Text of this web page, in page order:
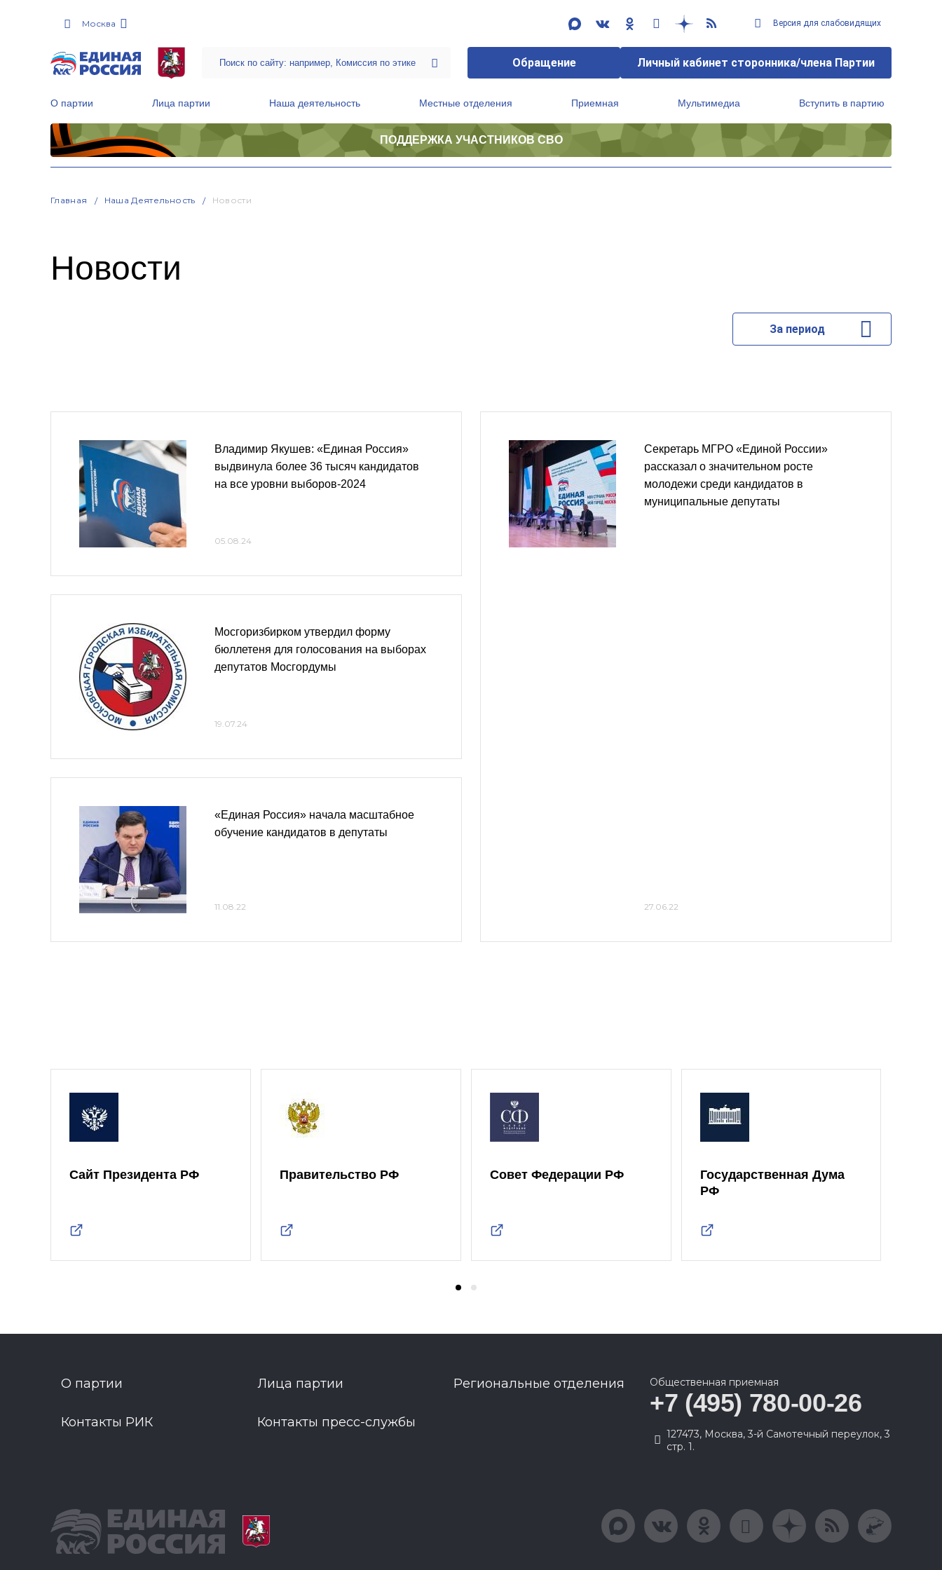
Москва Версия для слабовидящих
Обращение Личный кабинет сторонника/члена Партии
О партии Лица партии Наша деятельность Местные отделения Приемная Мультимедиа Вступить в партию
ПОДДЕРЖКА УЧАСТНИКОВ СВО
Главная Наша Деятельность Новости
Новости
За период
Владимир Якушев: «Единая Россия»
выдвинула более 36 тысяч кандидатов
на все уровни выборов-2024
05.08.24
Мосгоризбирком утвердил форму
бюллетеня для голосования на выборах
депутатов Мосгордумы
19.07.24
«Единая Россия» начала масштабное
обучение кандидатов в депутаты
11.08.22
Секретарь МГРО «Единой России»
рассказал о значительном росте
молодежи среди кандидатов в
муниципальные депутаты
27.06.22
Сайт Президента РФ Правительство РФ Совет Федерации РФ
Государственная Дума
РФ
О партии Лица партии Региональные отделения
Контакты РИК Контакты пресс-службы
Общественная приемная
+7 (495) 780-00-26
127473, Москва, 3-й Самотечный переулок, 3
стр. 1.